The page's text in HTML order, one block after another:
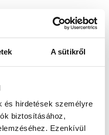
A sütikről
és hirdetések személyre
biztosításához,
Ezenkívül